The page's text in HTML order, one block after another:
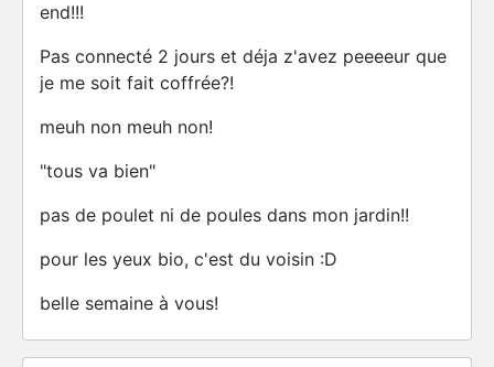
end!!!
Pas connecté 2 jours et déja z'avez peeeeur que
je me soit fait coffrée?!
meuh non meuh non!
"tous va bien"
pas de poulet ni de poules dans mon jardin!!
pour les yeux bio, c'est du voisin :D
belle semaine à vous!